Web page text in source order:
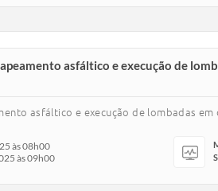
asfáltico e execução de
asfáltico e execução de lombadas
às 08h00
às 09h00